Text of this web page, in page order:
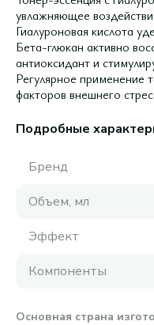
увлажняющее
Гиалуроновая кислота
Бета-глюкан активно
антиоксидант и
Регулярное применение
факторов внешнего
Подробные
Бренд
Объем, мл
Эффект
Компоненты
Основная страна